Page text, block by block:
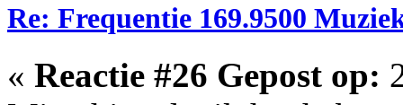
Re: Frequentie 169.9500
« Reactie #26 Gepost op: